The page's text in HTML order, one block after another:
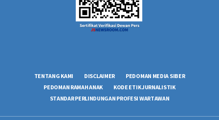
TENTANG KAMI DISCLAIMER
PEDOMAN MEDIA SIBER
PEDOMAN RAMAH ANAK
KODE ETIK JURNALISTIK
STANDAR PERLINDUNGAN PROFESI WARTAWAN